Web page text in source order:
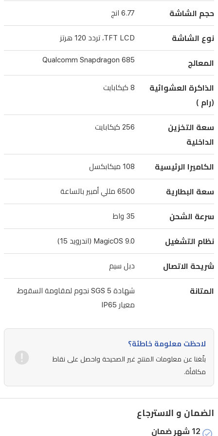
بسعة
مللي
أمبير
بالساعة
توفر
طاقة
تدوم
طويلاً،
مع
دعم
الشحن
السريع
بقوة
35
واط.
تلتقط
الرئيسية
بدقة
صوراً
بتفاصيل
واضحة،
بينما
يوفر
تصنيف
IP65
حجم الشاشة 6.77 انج
نوع الشاشة TFT LCD، تردد 120 هرتز
المعالج Qualcomm Snapdragon 685
الذاكرة العشوائية
(رام )
8 كيكابايت
سعة التخزين
الداخلية
256 كيكابايت
الكاميرا الرئيسية 108 ميكابكسل
سعة البطارية 6500 مللي أمبير بالساعة
سرعة الشحن 35 واط
نظام التشغيل MagicOS 9.0 (اندرويد 15)
شريحة الاتصال دبل سيم
المتانة
شهادة SGS 5 نجوم لمقاومة السقوط،
معيار IP65
لاحظت معلومة خاطئة؟
بلّغنا عن معلومات المنتج غير الصحيحة واحصل على نقاط
مكافأة.
الضمان و الاسترجاع
12 شهر ضمان